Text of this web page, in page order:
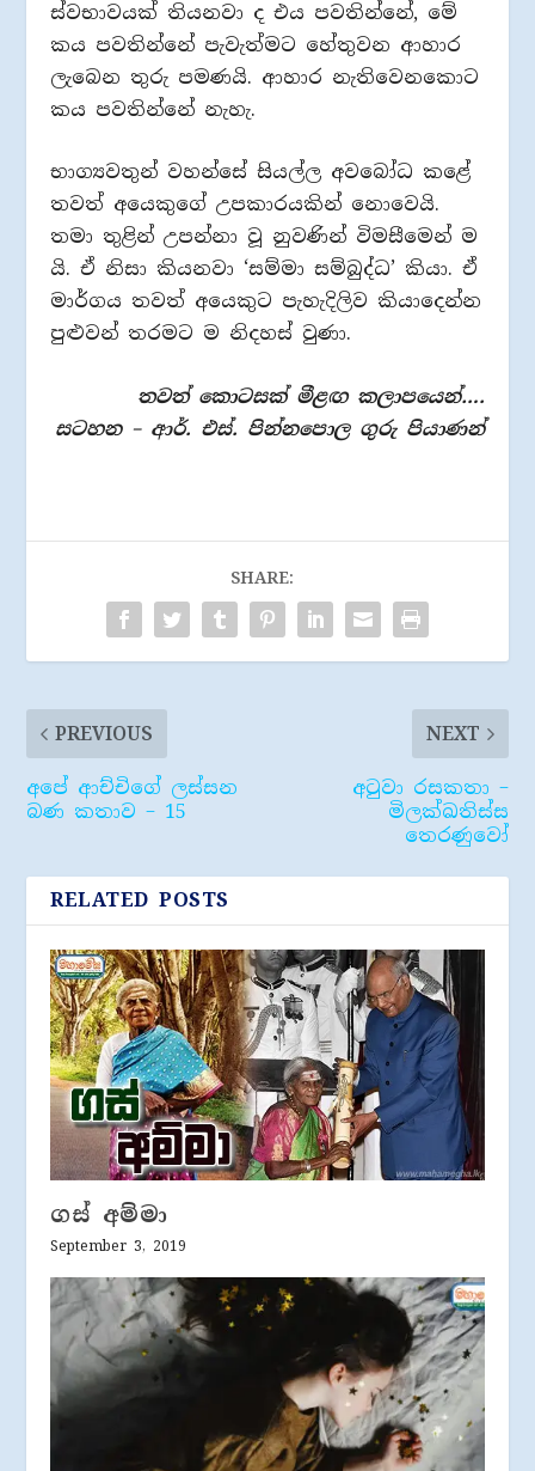
ස්වභාවයක් තියනවා ද එය පවතින්නේ, මේ
කය පවතින්නේ පැවැත්මට හේතුවන ආහාර
ලැබෙන තුරු පමණයි. ආහාර නැතිවෙනකොට
කය පවතින්නේ නැහැ.
භාග්‍යවතුන් වහන්සේ සියල්ල අවබෝධ කළේ
තවත් අයෙකුගේ උපකාරයකින් නොවෙයි.
තමා තුළින් උපන්නා වූ නුවණින් විමසීමෙන් ම
යි. ඒ නිසා කියනවා ‘සම්මා සම්බුද්ධ’ කියා. ඒ
මාර්ගය තවත් අයෙකුට පැහැදිලිව කියාදෙන්න
පුළුවන් තරමට ම නිදහස් වුණා.
තවත් කොටසක් මීළඟ කලාපයෙන්….
සටහන – ආර්. එස්. පින්නපොල ගුරු පියාණන්
SHARE:
PREVIOUS
අපේ ආච්චිගේ ලස්සන
බණ කතාව – 15
NEXT
අටුවා රසකතා –
මිලක්ඛතිස්ස
තෙරණුවෝ
RELATED POSTS
ගස් අම්මා
September 3, 2019